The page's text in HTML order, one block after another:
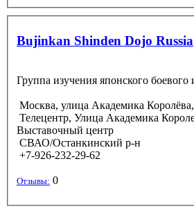
Bujinkan Shinden Dojo Russia
Группа изучения японского боевого
Москва, улица Академика
Телецентр, Улица Академика
Выставочный центр
СВАО/Останкинский р-н
+7-926-232-29-62
Отзывы: 0